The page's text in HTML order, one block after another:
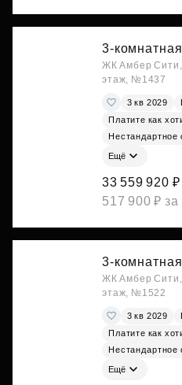
3-
ЖК Амбер Сити,
этаж, №1437
3 кв 2029
Платите как
Нестандартное
Ещё
33 559 920 ₽
517 900 ₽ за
3-
ЖК Амбер Сити,
этаж, №1522
3 кв 2029
Платите как
Нестандартное
Ещё